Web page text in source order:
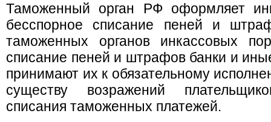
Таможенный орган РФ оформляет
бесспорное списание пеней и
таможенных органов инкассовых
списание пеней и штрафов банки и
принимают их к обязательному
существу возражений
списания таможенных платежей.